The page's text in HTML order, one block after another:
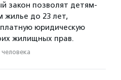
закон позволят детям-
жилье до 23 лет,
юридическую
жилищных прав.